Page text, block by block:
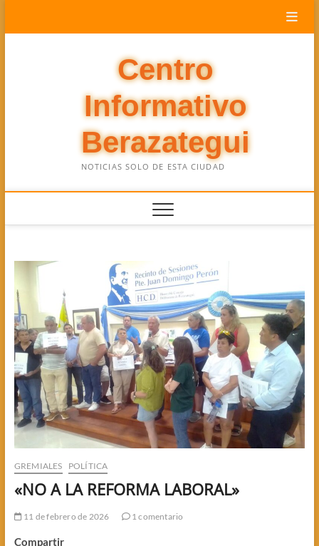
Centro
Informativo
Berazategui
NOTICIAS SOLO DE ESTA CIUDAD
GREMIALES POLÍTICA
«NO A LA REFORMA LABORAL»
11 de febrero de 2026 1 comentario
Compartir